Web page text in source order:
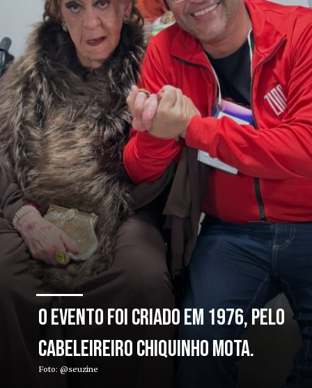
O evento foi criado em 1976, pelo
cabeleireiro Chiquinho Mota.
Foto: @seuzine